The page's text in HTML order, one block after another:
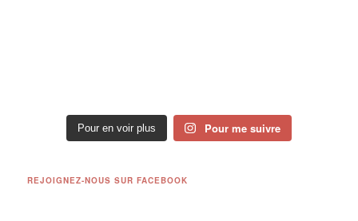
Pour en voir plus Pour me suivre
REJOIGNEZ-NOUS SUR FACEBOOK